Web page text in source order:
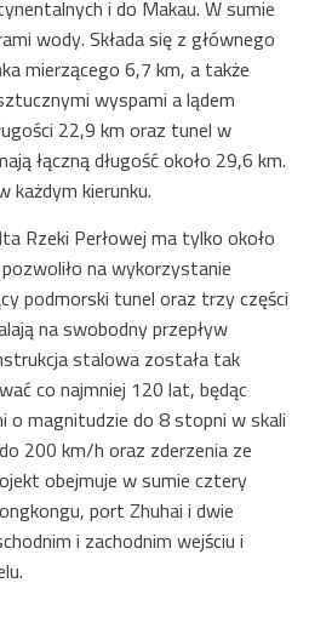
i do Makau. W sumie
wody. Składa się z głównego
mierzącego 6,7 km, a także
wyspami a lądem
22,9 km oraz tunel w
łączną długość około 29,6 km.
kierunku.
Rzeki Perłowej ma tylko około
na wykorzystanie
podmorski tunel oraz trzy części
na swobodny przepływ
stalowa została tak
co najmniej 120 lat, będąc
o magnitudzie do 8 stopni w skali
200 km/h oraz zderzenia ze
obejmuje w sumie cztery
port Zhuhai i dwie
i zachodnim wejściu i